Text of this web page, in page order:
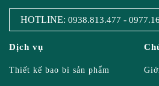
HOTLINE: 0938.813.477 -
Dịch vụ
Thiết kế bao bì sản phẩm